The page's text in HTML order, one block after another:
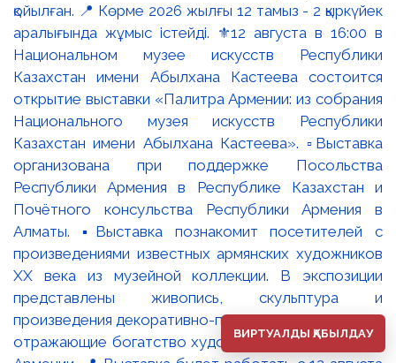
қойылған. 📍 Көрме 2026 жылғы 12 тамыз - 2 қыркүйек
аралығында жұмыс істейді. ⚜️12 августа в 16:00 в
Национальном музее искусств Республики
Казахстан имени Абылхана Кастеева состоится
открытие выставки «Палитра Армении: из собрания
Национального музея искусств Республики
Казахстан имени Абылхана Кастеева». ▫️Выставка
организована при поддержке Посольства
Республики Армения в Республике Казахстан и
Почётного консульства Республики Армения в
Алматы. ▪️Выставка познакомит посетителей с
произведениями известных армянских художников
XX века из музейной коллекции. В экспозиции
представлены живопись, скульптура и
произведения декоративно-прикладного искусства,
отражающие богатство художественных традиций
ВИРТУАЛДЫ ҚАБЫЛДАУ